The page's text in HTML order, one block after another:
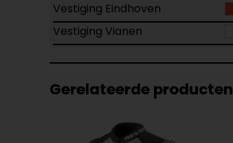
Vestiging Eindhoven
Vestiging Vianen
Gerelateerde producten